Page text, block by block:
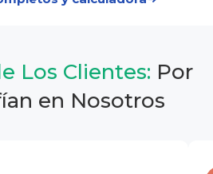
Los Clientes: Por
en Nosotros